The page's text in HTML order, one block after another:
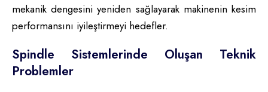
mekanik dengesini yeniden sağlayarak makinenin kesim
performansını iyileştirmeyi hedefler.
Spindle Sistemlerinde Oluşan Teknik
Problemler